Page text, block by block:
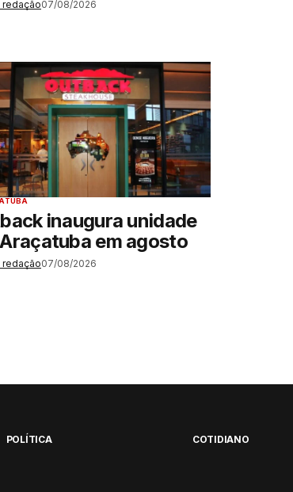
redação07/08/2026
inaugura unidade
em agosto
redação07/08/2026
POLÍTICA COTIDIANO